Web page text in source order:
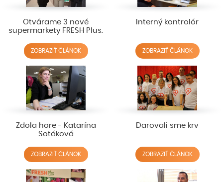
Otvárame 3 nové
supermarkety FRESH Plus.
ZOBRAZIŤ ČLÁNOK
Interný kontrolór
ZOBRAZIŤ ČLÁNOK
Zdola hore - Katarína
Sotáková
ZOBRAZIŤ ČLÁNOK
Darovali sme krv
ZOBRAZIŤ ČLÁNOK